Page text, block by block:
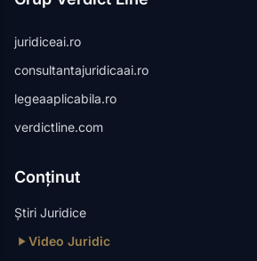
juridiceai.ro
consultantajuridicaai.ro
legeaaplicabila.ro
verdictline.com
Conținut
Știri Juridice
Video Juridic